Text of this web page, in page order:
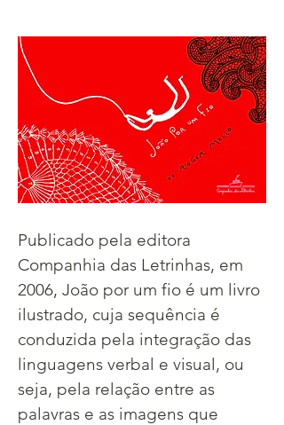
Publicado pela editora
Companhia das Letrinhas, em
2006, João por um fio é um livro
ilustrado, cuja sequência é
conduzida pela integração das
linguagens verbal e visual, ou
seja, pela relação entre as
palavras e as imagens que